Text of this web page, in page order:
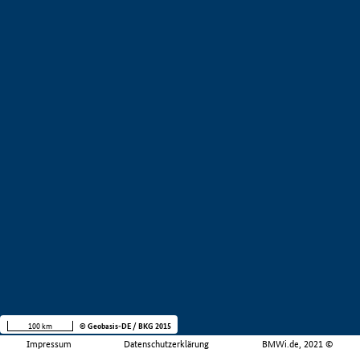
Impressum Datenschutzerklärung BMWi.de, 2021 ©
100 km © Geobasis-DE / BKG 2015